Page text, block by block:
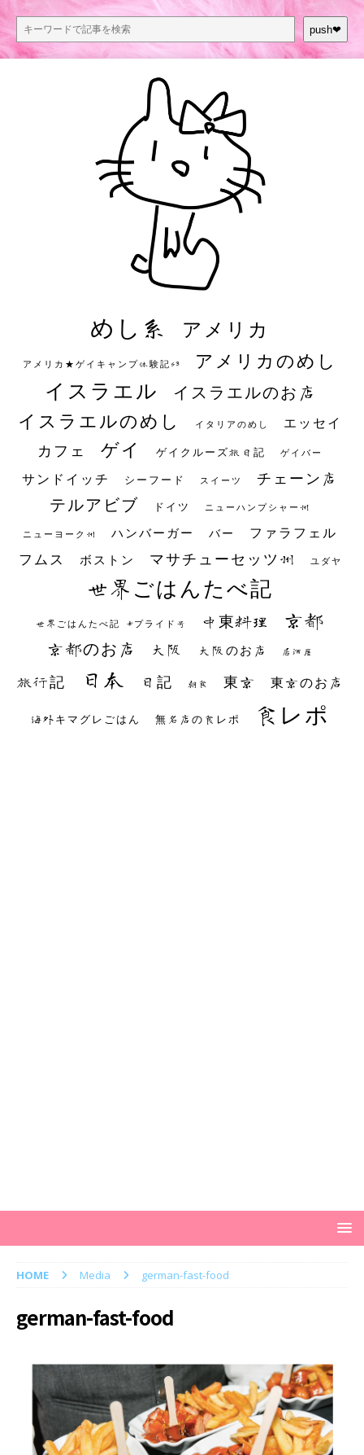
push❤︎
めし系 アメリカ
アメリカ★ゲイキャンプ体験記S3 アメリカのめし
イスラエル イスラエルのお店
イスラエルのめし イタリアのめし エッセイ
カフェ ゲイ ゲイクルーズ旅日記 ゲイバー
サンドイッチ シーフード スイーツ チェーン店
テルアビブ ドイツ ニューハンプシャー州
ニューヨーク州 ハンバーガー バー ファラフェル
フムス ボストン マサチューセッツ州 ユダヤ
世界ごはんたべ記
世界ごはんたべ記 #プライド号 中東料理 京都
京都のお店 大阪 大阪のお店 居酒屋
旅行記 日本 日記 朝食 東京 東京のお店
海外キマグレごはん 無名店の食レポ 食レポ
HOME Media german-fast-food
german-fast-food